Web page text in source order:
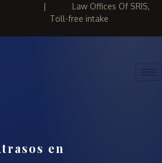
| Law Offices Of SRIS,
Toll-free intake
en